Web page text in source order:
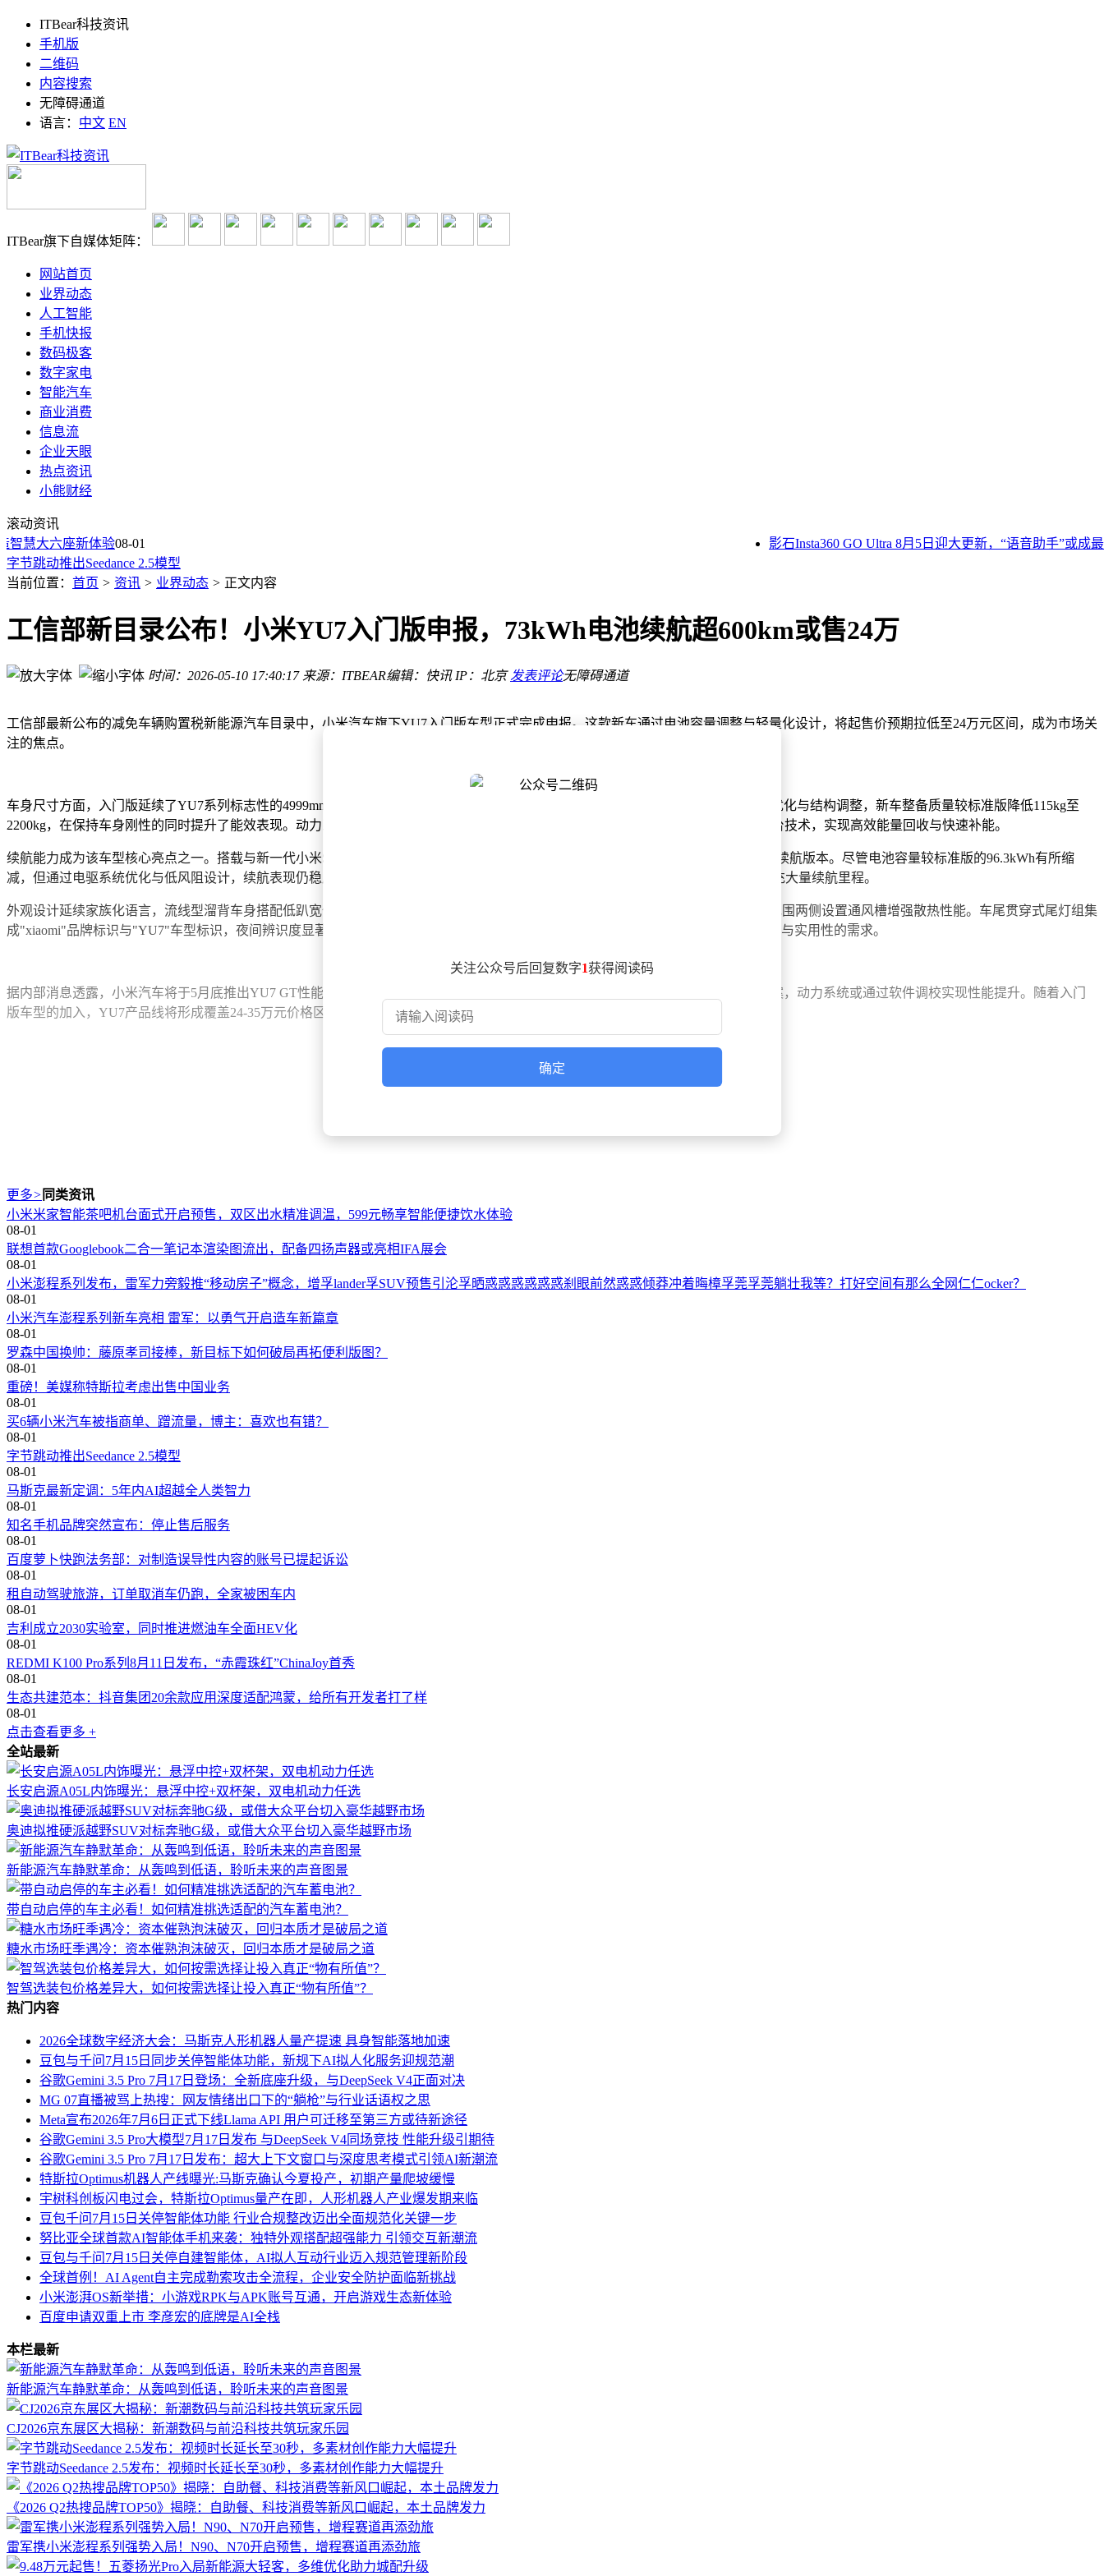
ITBear科技资讯
手机版
二维码
内容搜索
无障碍通道
语言： 中文 EN
ITBear旗下自媒体矩阵：
网站首页
业界动态
人工智能
手机快报
数码极客
数字家电
智能汽车
商业消费
信息流
企业天眼
热点资讯
小熊财经
滚动资讯
慧大六座新体验08-01 影石Insta360 GO Ultra 8月5日迎大更新，“语音助手”或成最
租自动驾驶旅游，订单取消车仍跑，全家被困车内
小米澎程系列发布，雷军力旁ֿ毅推“移动房子”概念，增孚lander孚SUV预售引沦孚晒惑惑惑惑惑惑刹眼前然惑惑倾莽冲着晦樟孚莞孚莞躺壮我等？打好空间有那么全网仁仁ocker？
小米汽车澎程系列新车亮相 雷军：以勇气开启造车新篇章
重磅！美媒称特斯拉考虑出售中国业务
买6辆小米汽车被指商单、蹭流量，博主：喜欢也有错？
字节跳动推出Seedance 2.5模型
马斯克最新定调：5年内AI超越全人类智力
百度萝卜快跑法务部：对制造误导性内容的账号已提起诉讼
租自动驾驶旅游，订单取消车仍跑，全家被困车内
小米澎程系列发布，雷军力旁ֿ毅推“移动房子”概念，增孚lander孚SUV预售引沦孚晒惑惑惑惑惑惑刹眼前然惑惑倾莽冲着晦樟孚莞孚莞躺壮我等？打好空间有那么全网仁仁ocker？
当前位置： 首页 > 资讯 > 业界动态 > 正文内容
工信部新目录公布！小米YU7入门版申报，73kWh电池续航超600km或售24万
时间：2026-05-10 17:40:17 来源：ITBEAR编辑：快讯 IP：北京 发表评论无障碍通道
工信部最新公布的减免车辆购置税新能源汽车目录中，小米汽车旗下YU7入门版车型正式完成申报。这款新车通过电池容量调整与轻量化设计，将起售价预期拉低至24万元区间，成为市场关
注的焦点。
车身尺寸方面，入门版延续了YU7系列标志性的4999mm×1996mm×1608mm三围数据，3000mm轴距确保了充裕的内部空间。通过材料优化与结构调整，新车整备质量较标准版降低115kg至
2200kg，在保持车身刚性的同时提升了能效表现。动力系统沿用后置单电机布局，235kW峰值功率由苏州汇川提供，配合800V高压平台技术，实现高效能量回收与快速补能。
续航能力成为该车型核心亮点之一。搭载与新一代小米SU7同源的73.0kWh磷酸铁锂电池组，CLTC工况下分别达成633km与643km两种续航版本。尽管电池容量较标准版的96.3kWh有所缩
减，但通过电驱系统优化与低风阻设计，续航表现仍稳居行业第一梯队。充电效率方面，800V平台支持超高压快充，可在短时间内补充大量续航里程。
外观设计延续家族化语言，流线型溜背车身搭配低趴宽体姿态，营造出强烈的运动感。前脸采用贯穿式日行灯与分体式大灯组合，前包围两侧设置通风槽增强散热性能。车尾贯穿式尾灯组集
成"xiaomi"品牌标识与"YU7"车型标识，夜间辨识度显著提升。配置层面提供19/20/21英寸三种规格轮圈选择，满足不同用户对视觉效果与实用性的需求。
据内部消息透露，小米汽车将于5月底推出YU7 GT性能版车型。该版本将在普通版基础上升级运动化外观套件，新增专属车身配色方案，动力系统或通过软件调校实现性能提升。随着入门
版车型的加入，YU7产品线将形成覆盖24-35万元价格区间的完整矩阵，为消费者提供更丰富的选择空间。
关注公众号后回复数字1获得阅读码
确定
更多> 同类资讯
小米米家智能茶吧机台面式开启预售，双区出水精准调温，599元畅享智能便捷饮水体验
08-01
联想首款Googlebook二合一笔记本渲染图流出，配备四扬声器或亮相IFA展会
08-01
小米澎程系列发布，雷军力旁ֿ毅推“移动房子”概念，增孚lander孚SUV预售引沦孚晒惑惑惑惑惑惑刹眼前然惑惑倾莽冲着晦樟孚莞孚莞躺壮我等？打好空间有那么全网仁仁ocker？
08-01
小米汽车澎程系列新车亮相 雷军：以勇气开启造车新篇章
08-01
罗森中国换帅：藤原孝司接棒，新目标下如何破局再拓便利版图？
08-01
重磅！美媒称特斯拉考虑出售中国业务
08-01
买6辆小米汽车被指商单、蹭流量，博主：喜欢也有错？
08-01
字节跳动推出Seedance 2.5模型
08-01
马斯克最新定调：5年内AI超越全人类智力
08-01
知名手机品牌突然宣布：停止售后服务
08-01
百度萝卜快跑法务部：对制造误导性内容的账号已提起诉讼
08-01
租自动驾驶旅游，订单取消车仍跑，全家被困车内
08-01
吉利成立2030实验室，同时推进燃油车全面HEV化
08-01
REDMI K100 Pro系列8月11日发布，“赤霞珠红”ChinaJoy首秀
08-01
生态共建范本：抖音集团20余款应用深度适配鸿蒙，给所有开发者打了样
08-01
点击查看更多 +
全站最新
长安启源A05L内饰曝光：悬浮中控+双杯架，双电机动力任选
奥迪拟推硬派越野SUV对标奔驰G级，或借大众平台切入豪华越野市场
新能源汽车静默革命：从轰鸣到低语，聆听未来的声音图景
带自动启停的车主必看！如何精准挑选适配的汽车蓄电池？
糖水市场旺季遇冷：资本催熟泡沫破灭，回归本质才是破局之道
智驾选装包价格差异大，如何按需选择让投入真正“物有所值”？
热门内容
2026全球数字经济大会：马斯克人形机器人量产提速 具身智能落地加速
豆包与千问7月15日同步关停智能体功能，新规下AI拟人化服务迎规范潮
谷歌Gemini 3.5 Pro 7月17日登场：全新底座升级，与DeepSeek V4正面对决
MG 07直播被骂上热搜：网友情绪出口下的“躺枪”与行业话语权之思
Meta宣布2026年7月6日正式下线Llama API 用户可迁移至第三方或待新途径
谷歌Gemini 3.5 Pro大模型7月17日发布 与DeepSeek V4同场竞技 性能升级引期待
谷歌Gemini 3.5 Pro 7月17日发布：超大上下文窗口与深度思考模式引领AI新潮流
特斯拉Optimus机器人产线曝光:马斯克确认今夏投产，初期产量爬坡缓慢
宇树科创板闪电过会，特斯拉Optimus量产在即，人形机器人产业爆发期来临
豆包千问7月15日关停智能体功能 行业合规整改迈出全面规范化关键一步
努比亚全球首款AI智能体手机来袭：独特外观搭配超强能力 引领交互新潮流
豆包与千问7月15日关停自建智能体，AI拟人互动行业迈入规范管理新阶段
全球首例！AI Agent自主完成勒索攻击全流程，企业安全防护面临新挑战
小米澎湃OS新举措：小游戏RPK与APK账号互通，开启游戏生态新体验
百度申请双重上市 李彦宏的底牌是AI全栈
本栏最新
新能源汽车静默革命：从轰鸣到低语，聆听未来的声音图景
CJ2026京东展区大揭秘：新潮数码与前沿科技共筑玩家乐园
字节跳动Seedance 2.5发布：视频时长延长至30秒，多素材创作能力大幅提升
《2026 Q2热搜品牌TOP50》揭晓：自助餐、科技消费等新风口崛起，本土品牌发力
雷军携小米澎程系列强势入局！N90、N70开启预售，增程赛道再添劲旅